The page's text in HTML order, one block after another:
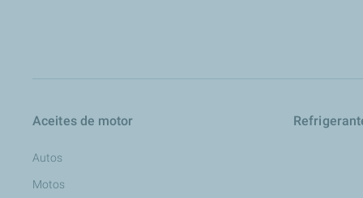
Aceites de motor
Autos
Motos